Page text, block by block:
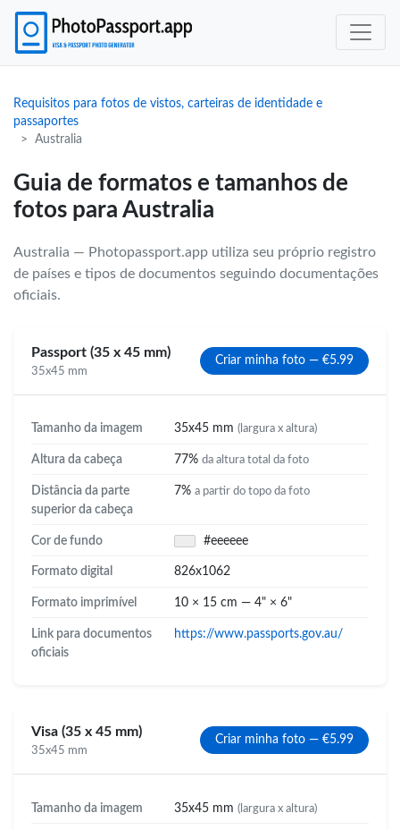
Requisitos para fotos de vistos, carteiras de identidade e
passaportes
Australia
Guia de formatos e tamanhos de
fotos para Australia
Australia — Photopassport.app utiliza seu próprio registro
de países e tipos de documentos seguindo documentações
oficiais.
Passport (35 x 45 mm)
35x45 mm
Criar minha foto — €5.99
Tamanho da imagem 35x45 mm (largura x altura)
Altura da cabeça 77% da altura total da foto
Distância da parte
superior da cabeça
7% a partir do topo da foto
Cor de fundo #eeeeee
Formato digital 826x1062
Formato imprimível 10 × 15 cm — 4" × 6"
Link para documentos
oficiais
https://www.passports.gov.au/
Visa (35 x 45 mm)
35x45 mm
Criar minha foto — €5.99
Tamanho da imagem 35x45 mm (largura x altura)